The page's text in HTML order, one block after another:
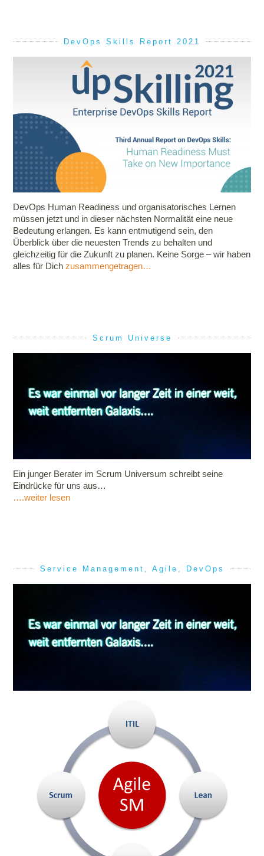
DevOps Skills Report 2021
DevOps Human Readiness und organisatorisches Lernen
müssen jetzt und in dieser nächsten Normalität eine neue
Bedeutung erlangen. Es kann entmutigend sein, den
Überblick über die neuesten Trends zu behalten und
gleichzeitig für die Zukunft zu planen. Keine Sorge – wir haben
alles für Dichzusammengetragen…
Scrum Universe
Ein junger Berater im Scrum Universum schreibt seine
Eindrücke für uns aus…
….weiter lesen
Service Management, Agile, DevOps